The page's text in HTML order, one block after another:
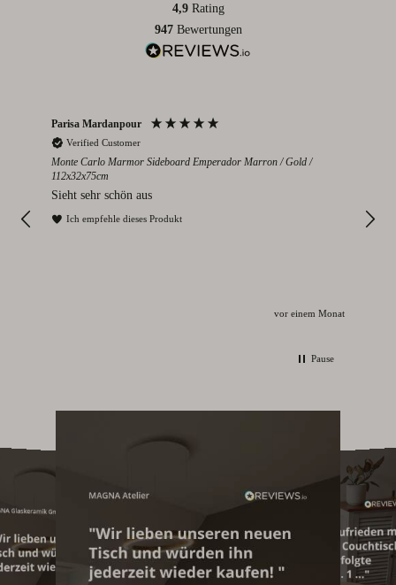
4,9 Rating
947 Bewertungen
Parisa Mardanpour
Verified Customer
Monte Carlo Marmor Sideboard Emperador Marron / Gold /
112x32x75cm
Sieht sehr schön aus
Ich empfehle dieses Produkt
vor einem Monat
Pause